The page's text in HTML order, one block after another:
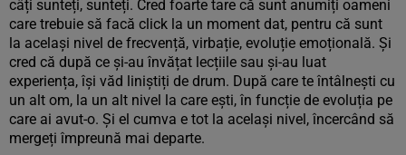
câți sunteți, sunteți. Cred foarte tare că sunt anumiți oameni
care trebuie să facă click la un moment dat, pentru că sunt
la același nivel de frecvență, virbație, evoluție emoțională. Și
cred că după ce și-au învățat lecțiile sau și-au luat
experiența, își văd liniștiți de drum. După care te întâlnești cu
un alt om, la un alt nivel la care ești, în funcție de evoluția pe
care ai avut-o. Și el cumva e tot la același nivel, încercând să
mergeți împreună mai departe.